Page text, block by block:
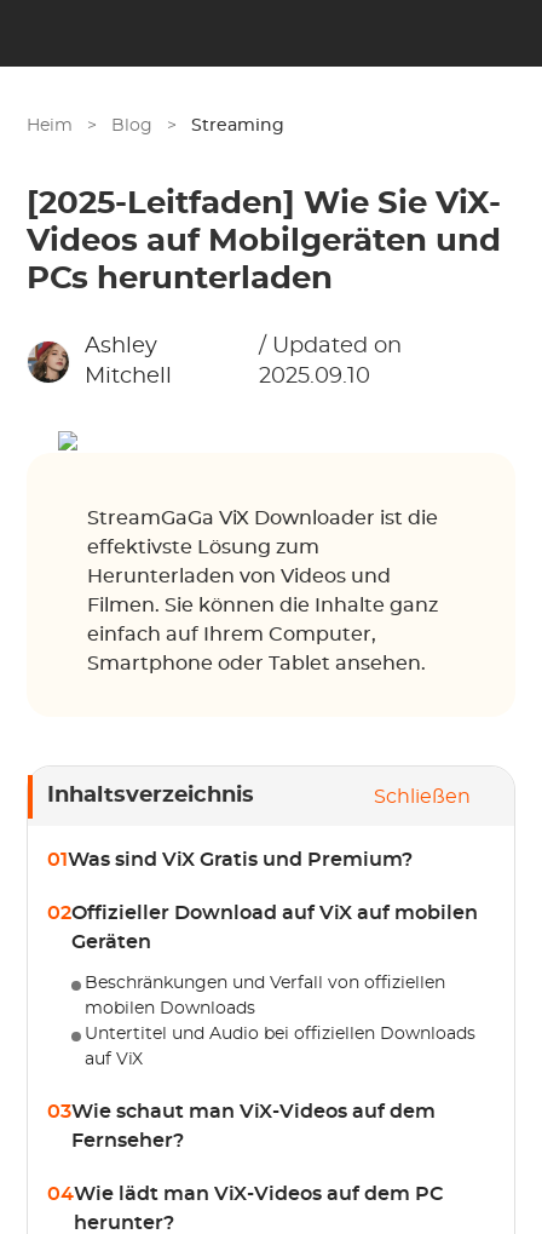
Heim > Blog > Streaming
[2025-Leitfaden] Wie Sie ViX-
Videos auf Mobilgeräten und
PCs herunterladen
Ashley
Mitchell
/ Updated on
2025.09.10
StreamGaGa ViX Downloader ist die
effektivste Lösung zum
Herunterladen von Videos und
Filmen. Sie können die Inhalte ganz
einfach auf Ihrem Computer,
Smartphone oder Tablet ansehen.
Inhaltsverzeichnis Schließen
01Was sind ViX Gratis und Premium?
02Offizieller Download auf ViX auf mobilen
Geräten
Beschränkungen und Verfall von offiziellen
mobilen Downloads
Untertitel und Audio bei offiziellen Downloads
auf ViX
03Wie schaut man ViX-Videos auf dem
Fernseher?
04Wie lädt man ViX-Videos auf dem PC
herunter?